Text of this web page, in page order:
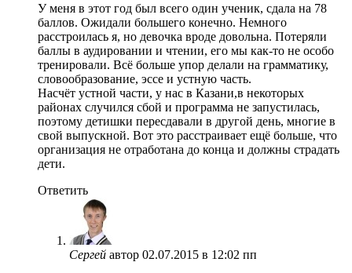
У меня в этот год был всего один ученик, сдала на 78
баллов. Ожидали большего конечно. Немного
расстроилась я, но девочка вроде довольна. Потеряли
баллы в аудировании и чтении, его мы как-то не особо
тренировали. Всё больше упор делали на грамматику,
словообразование, эссе и устную часть.
Насчёт устной части, у нас в Казани,в некоторых
районах случился сбой и программа не запустилась,
поэтому детишки пересдавали в другой день, многие в
свой выпускной. Вот это расстраивает ещё больше, что
организация не отработана до конца и должны страдать
дети.
Ответить
Сергей автор 02.07.2015 в 12:02 пп